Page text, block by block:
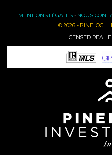
MENTIONS LÉGALES• NOUS
© 2026 - PINELOCH
LICENSED REAL